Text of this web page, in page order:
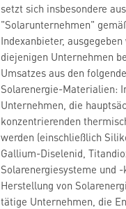
setzt sich insbesondere
"Solarunternehmen"
Indexanbieter,
diejenigen Unternehmen
Umsatzes aus den
Solarenergie-Materialien:
Unternehmen, die
konzentrierenden
werden (einschließlich
Gallium-Diselenid,
Solarenergiesysteme und
Herstellung von
tätige Unternehmen, die